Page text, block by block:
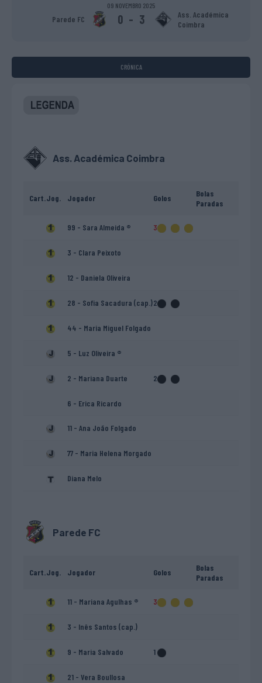
09 NOVEMBRO 2025
Parede FC 0 - 3
Ass. Académica
Coimbra
CRÓNICA
Ass. Académica Coimbra
Cart.Jog. Jogador Golos
Bolas
Paradas
99 - Sara Almeida ® 3
3 - Clara Peixoto
12 - Daniela Oliveira
28 - Sofia Sacadura (cap.)2
44 - Maria Miguel Folgado
5 - Luz Oliveira ®
2 - Mariana Duarte 2
6 - Erica Ricardo
11 - Ana João Folgado
77 - Maria Helena Morgado
Diana Melo
Parede FC
Cart.Jog. Jogador Golos
Bolas
Paradas
11 - Mariana Agulhas ® 3
3 - Inês Santos (cap.)
9 - Maria Salvado 1
21 - Vera Boullosa